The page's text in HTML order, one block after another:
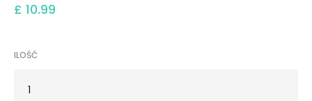
£ 10.99
ILOŚĆ